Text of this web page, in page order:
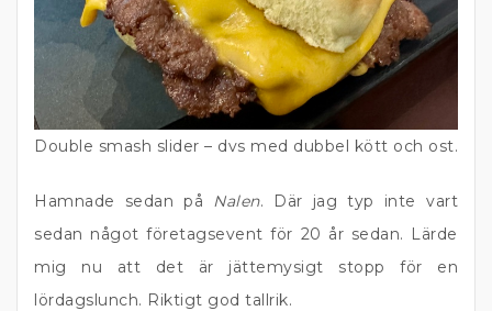
Double smash slider – dvs med dubbel kött och ost.
Hamnade sedan på Nalen. Där jag typ inte vart
sedan något företagsevent för 20 år sedan. Lärde
mig nu att det är jättemysigt stopp för en
lördagslunch. Riktigt god tallrik.